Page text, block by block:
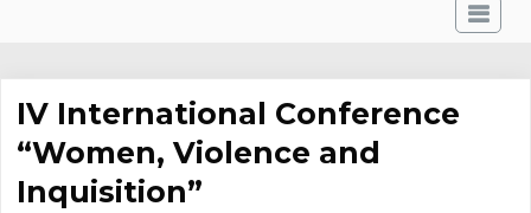
IV International Conference
“Women, Violence and
Inquisition”